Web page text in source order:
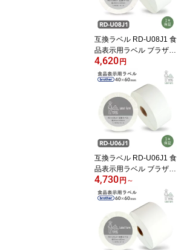
ー用テープ リフィル
互換ラベル RD-U08J1 食
品表示用ラベル ブラザー
対応 RDテープ 互換ラベ
ル用紙 カットラベル プ
レカット紙ラベル プレカ
ットラベル 文具用品 オ
フィス用品 感熱紙 防水
ラベルシール ラベルライ
ター用テープ リフィル
4,620円
互換ラベル RD-U06J1 食
品表示用ラベル ブラザー
対応 RDテープ 互換ラベ
ル用紙 カットラベル プ
レカット紙ラベル プレカ
ットラベル 文具用品 オ
フィス用品 感熱紙 防水
ラベルシール ラベルライ
ター用テープ リフィル
4,730円 ～